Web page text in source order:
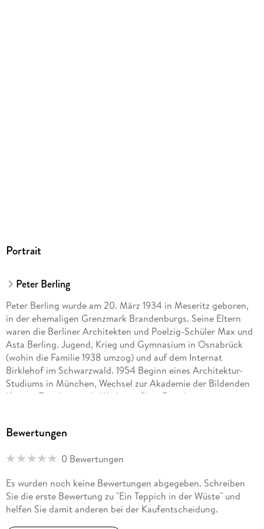
Portrait
Peter Berling
Peter Berling wurde am 20. März 1934 in Meseritz geboren,
in der ehemaligen Grenzmark Brandenburgs. Seine Eltern
waren die Berliner Architekten und Poelzig-Schüler Max und
Asta Berling. Jugend, Krieg und Gymnasium in Osnabrück
(wohin die Familie 1938 umzog) und auf dem Internat
Birklehof im Schwarzwald. 1954 Beginn eines Architektur-
Studiums in München, Wechsel zur Akademie der Bildenden
Künste, Tätigkeiten als Werbegrafiker, Reiseleiter,
Angestoßen durch Alexander Kluge 1959 Einstieg in die
Schroeter und schließlich Rainer Werner Fassbinder. In Folge
Berling 1969 nach Rom. Gleichzeitig verstärktes Mitwirken
als Charakterdarsteller in weit über 100 Filmen u. a. bei
Werner Herzog, Jean-Jacques Annaud, Martin Scorsese,
Volker Schlöndorff und R. W. Fassbinder. Sehr spät, erst
Bewertungen
0 Bewertungen
Es wurden noch keine Bewertungen abgegeben. Schreiben
Sie die erste Bewertung zu "Ein Teppich in der Wüste" und
helfen Sie damit anderen bei der Kaufentscheidung.